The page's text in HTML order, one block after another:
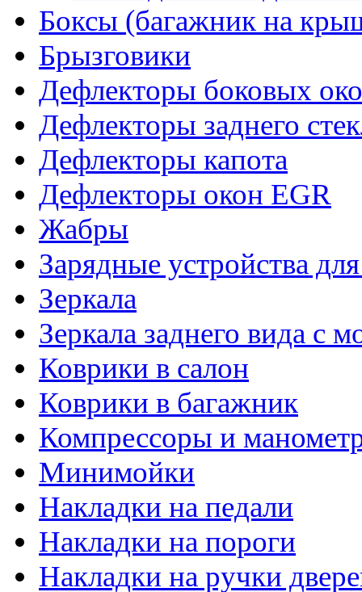
Боксы (багажник на
Брызговики
Дефлекторы боковых
Дефлекторы заднего
Дефлекторы капота
Дефлекторы окон EGR
Жабры
Зарядные устройства
Зеркала
Зеркала заднего вида с
Коврики в салон
Коврики в багажник
Компрессоры и
Минимойки
Накладки на педали
Накладки на пороги
Накладки на ручки